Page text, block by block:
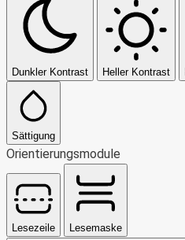
Dunkler Kontrast Heller Kontrast
Sättigung
Orientierungsmodule
Lesezeile
Lesemaske